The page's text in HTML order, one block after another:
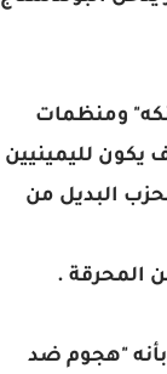
ومنظمات
أول/أكتوبر ، سوف يكون لليمينيين
البديل من
المحرقة .
بأنه "هجوم ضد